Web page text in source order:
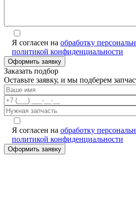
Я согласен на обработку
политикой конфиденциальности
Заказать подбор
Оставьте заявку, и мы подберем
Я согласен на обработку
политикой конфиденциальности